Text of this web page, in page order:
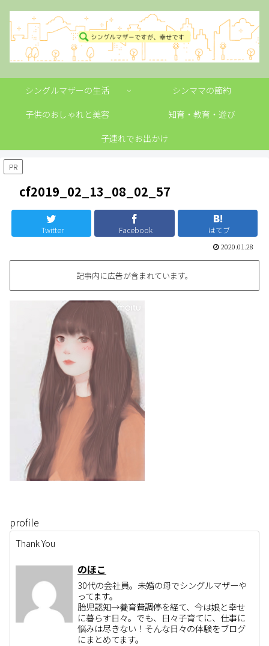
シングルマザーの生活
シンママの節約
子供のおしゃれと美容
知育・教育・遊び
子連れでお出かけ
PR
cf2019_02_13_08_02_57
Twitter Facebook はてブ
2020.01.28
記事内に広告が含まれています。
profile
Thank You
のほこ
30代の会社員。未婚の母でシングルマザーや
ってます。
胎児認知→養育費調停を経て、今は娘と幸せ
に暮らす日々。でも、日々子育てに、仕事に
悩みは尽きない！そんな日々の体験をブログ
にまとめてます。